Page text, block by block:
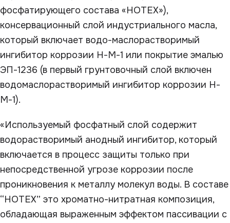
фосфатирующего состава «НОТЕХ»),
консервационный слой индустриального масла,
который включает водо-маслорастворимый
ингибитор коррозии Н-М-1 или покрытие эмалью
ЭП-1236 (в первый грунтовочный слой включен
водомаслорастворимый ингибитор коррозии Н-
М-1).
«Используемый фосфатный слой содержит
водорастворимый анодный ингибитор, который
включается в процесс защиты только при
непосредственной угрозе коррозии после
проникновения к металлу молекул воды. В составе
“НОТЕХ” это хроматно-нитратная композиция,
обладающая выраженным эффектом пассивации с